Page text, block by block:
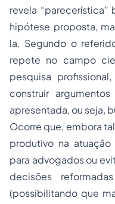
revela
hipótese proposta,
la. Segundo o
repete no campo
pesquisa
construir
apresentada, ou seja,
Ocorre que, embora
produtivo na atuação
para advogados ou
decisões
(possibilitando que